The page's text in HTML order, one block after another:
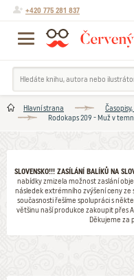
+420 775 281 837
Hlavní strana
Rodokaps 209 - Muž v
SLOVENSKO!!! ZASÍLÁNÍ BALÍKŮ NA
nabídky zmizela možnost zaslání
následek extrémního zvýšení ceny
současnosti řešíme spolupráci s
většinu naší produkce zakoupit přes
Děkujeme za